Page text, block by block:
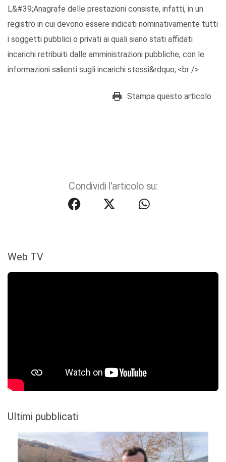
L&#39;Anagrafe delle prestazioni consiste, infatti, in un
registro in cui devono essere indicati nominativamente tutti
i soggetti pubblici o privati ai quali siano stati affidati
incarichi retribuiti dalle amministrazioni pubbliche, con le
informazioni salienti sugli incarichi stessi&rdquo;.<br />
Stampa questo articolo
Condividi l'articolo su:
Web TV
Ultimi pubblicati